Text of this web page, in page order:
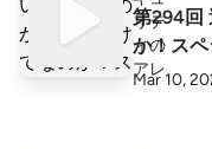
第294回
か！スペ
Mar 10,